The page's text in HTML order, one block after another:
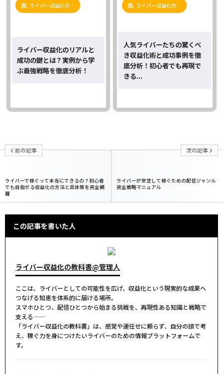
ライバー収益化の…
ライバー収益化のリアルと
成功の鍵とは？実例から学
ぶ最強戦略を徹底分析！
ライバー収益化の…
人気ライバーたちの驚くべ
き収益化術と成功事例を徹
底分析！初心者でも再現で
きる...
前の記事
ライバーで稼ぐって本当にできるの？初心者
でも目指せる収益化の方法と具体策を完全網
羅
次の記事
ライバーが安定して稼ぐための配信ジャンル
完全戦略マニュアル
この記事を書いた人
ライバー収益化の教科書@管理人
ここは、ライバーとしての可能性を広げ、収益化という現実的な成果へ
つなげる知恵を体系的に届ける場所。
スマホひとつ、配信ひとつから始まる挑戦を、再現性ある知識と戦略で
支える――
「ライバー収益化の教科書」は、感覚や運任せに頼らず、自分の頭で考
え、稼ぐ力を身につけたいライバーのための情報プラットフォームで
す。